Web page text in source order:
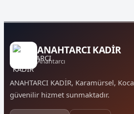
ANAHTARCI KADİR
Anahtarcı
ANAHTARCI KADİR, Karamürsel,
güvenilir hizmet sunmaktadır.